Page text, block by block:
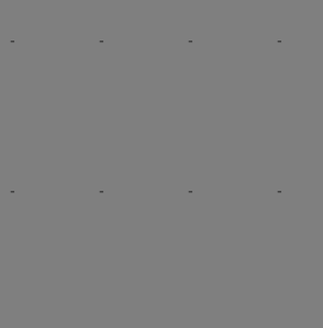
- - - -
- - - -